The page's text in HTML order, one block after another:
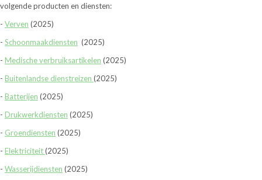
volgende producten en diensten:
- Verven (2025)
- Schoonmaakdiensten (2025)
- Medische verbruiksartikelen (2025)
- Buitenlandse dienstreizen (2025)
- Batterijen (2025)
- Drukwerkdiensten (2025)
- Groendiensten (2025)
- Elektriciteit(2025)
- Wasserijdiensten (2025)